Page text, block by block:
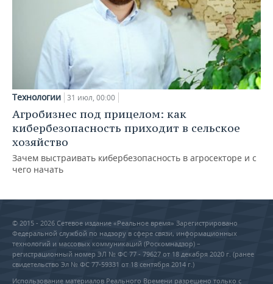
Технологии 31 июл, 00:00
Агробизнес под прицелом: как
кибербезопасность приходит в сельское
хозяйство
Зачем выстраивать кибербезопасность в агросекторе и с
чего начать
© 2015 - 2026 Сетевое издание «Реальное время» Зарегистрировано
Федеральной службой по надзору в сфере связи, информационных
технологий и массовых коммуникаций (Роскомнадзор) –
регистрационный номер ЭЛ № ФС 77 - 79627 от 18 декабря 2020 г. (ранее
свидетельство Эл № ФС 77-59331 от 18 сентября 2014 г.)
Использование материалов Реального Времени разрешено только с